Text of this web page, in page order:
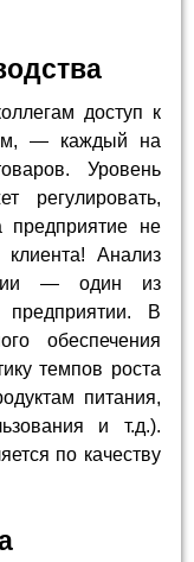
доступ к
— каждый на
Уровень
регулировать,
предприятие не
Анализ
— один из
В
обеспечения
темпов роста
питания,
и т.д.).
по качеству